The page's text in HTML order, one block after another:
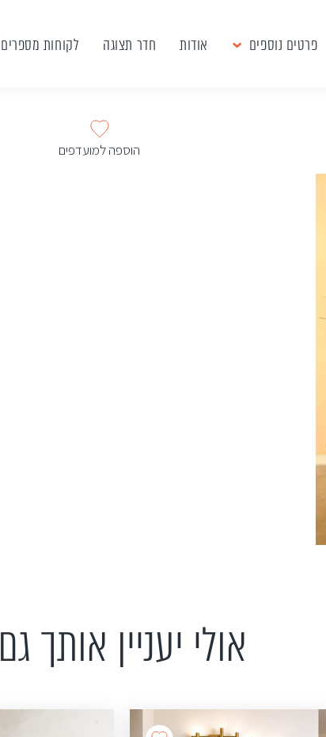
פרטים נוספים אודות חדר תצוגה לקוחות מספרים
הוספה למועדפים
אולי יעניין אותך גם